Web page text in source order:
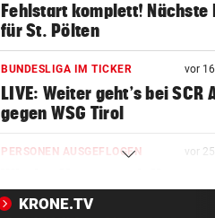
Fehlstart komplett! Nächste
für St. Pölten
BUNDESLIGA IM TICKER vor
LIVE: Weiter geht’s bei SCR
gegen WSG Tirol
PERSONEN AUSGEFLOGEN vor
Dramatik im Valser Tal
KRONE.TV